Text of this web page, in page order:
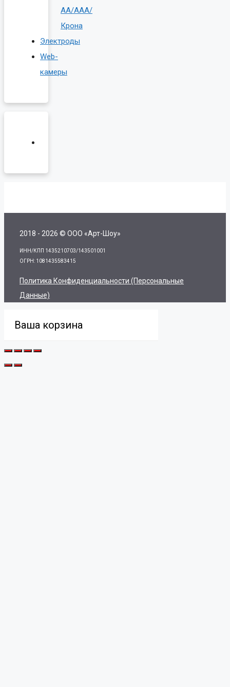
AA/AAA/
Крона
Электроды
Web-
камеры
2018 - 2026 © ООО «Арт-Шоу»
ИНН/КПП 1435210703/143501001
ОГРН: 1081435583415
Политика Конфиденциальности (персональные
Данные)
Ваша корзина